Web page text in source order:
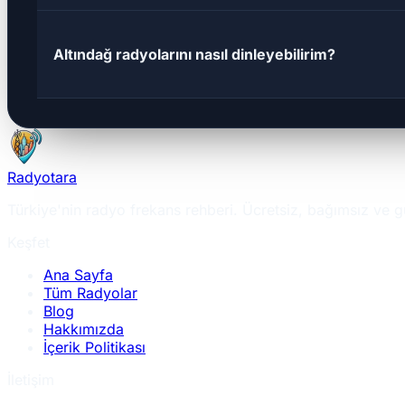
Altındağ radyolarını nasıl dinleyebilirim?
Radyotara
Ana Sayfa
Tüm Radyolar
Blog
Hakkımızda
İçerik Politikası